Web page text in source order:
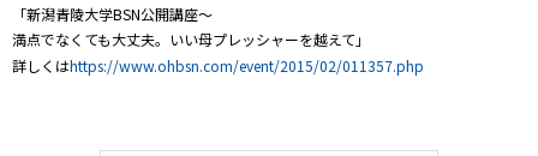
「新潟青陵大学BSN公開講座～
満点でなくても大丈夫。いい母プレッシャーを越えて」
詳しくはhttps://www.ohbsn.com/event/2015/02/011357.php